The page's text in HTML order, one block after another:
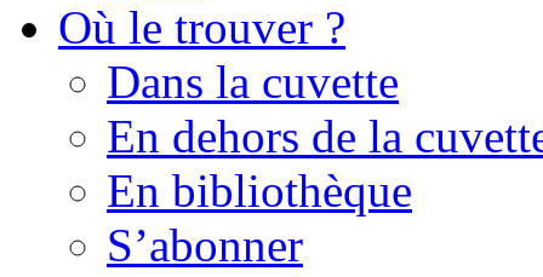
Où le trouver ?
Dans la cuvette
En dehors de la
En bibliothèque
S’abonner